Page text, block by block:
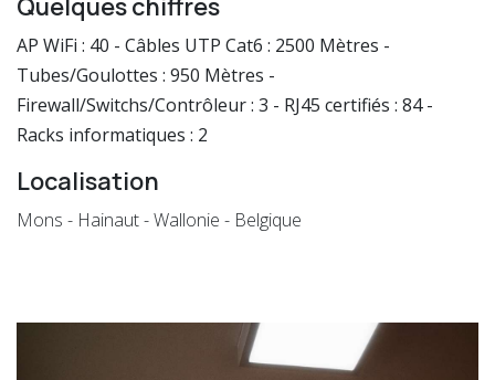
Quelques chiffres
AP WiFi : 40 - Câbles UTP Cat6 : 2500 Mètres -
Tubes/Goulottes : 950 Mètres -
Firewall/Switchs/Contrôleur : 3 - RJ45 certifiés : 84 -
Racks informatiques : 2
Localisation
Mons - Hainaut - Wallonie - Belgique